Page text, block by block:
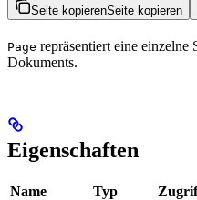
Seite kopierenSeite kopieren
Page repräsentiert eine einzelne
Dokuments.
Eigenschaften
Name Typ